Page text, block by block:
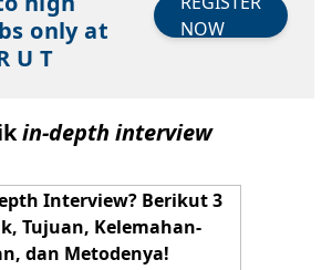
only at
U T
NOW
in-depth interview